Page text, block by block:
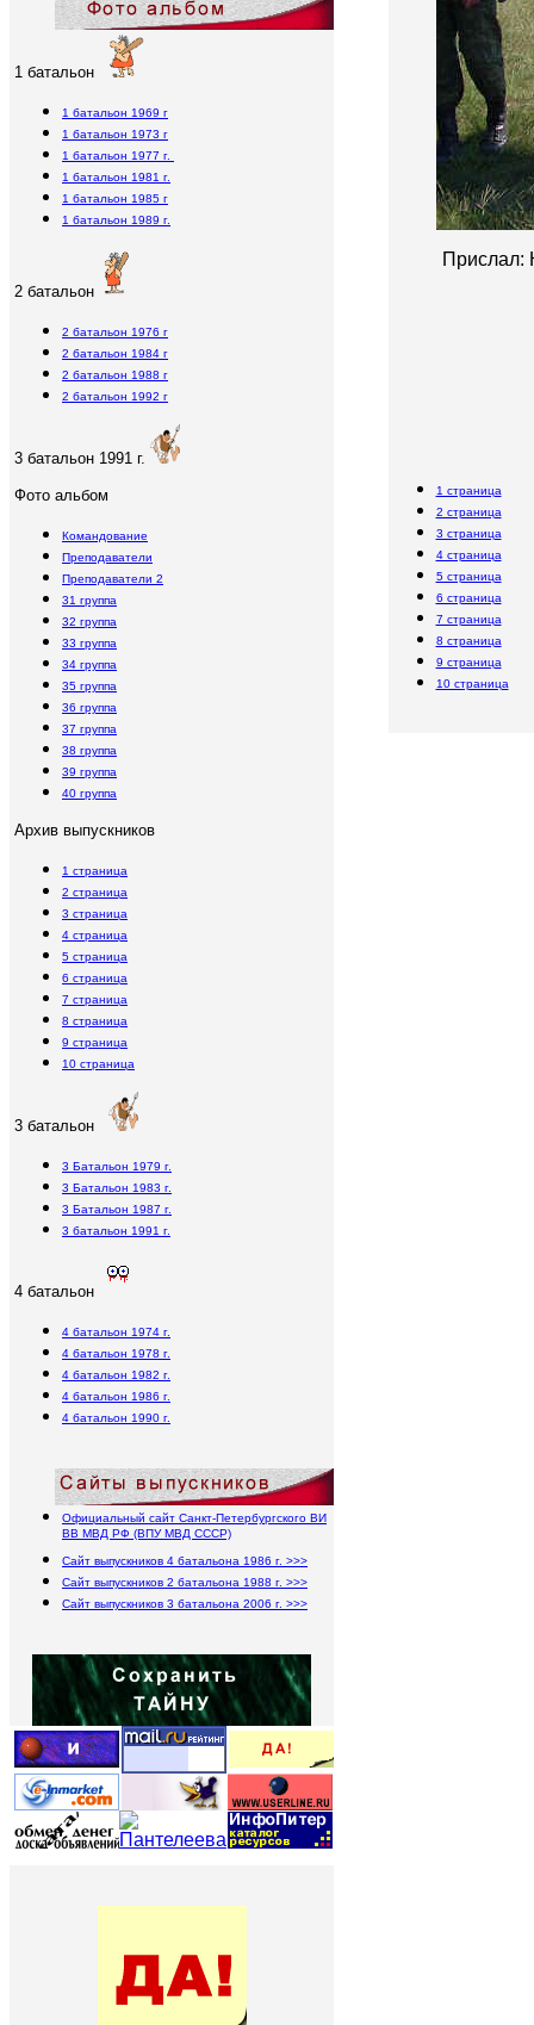
1 батальон
1 батальон 1969 г
1 батальон 1973 г
1 батальон 1977 г.
1 батальон 1981 г.
1 батальон 1985 г
1 батальон 1989 г.
2 батальон
2 батальон 1976 г
2 батальон 1984 г
2 батальон 1988 г
2 батальон 1992 г
3 батальон 1991 г.
Фото альбом
Командование
Преподаватели
Преподаватели 2
31 группа
32 группа
33 группа
34 группа
35 группа
36 группа
37 группа
38 группа
39 группа
40 группа
Архив выпускников
1 страница
2 страница
3 страница
4 страница
5 страница
6 страница
7 страница
8 страница
9 страница
10 страница
3 батальон
3 Батальон 1979 г.
3 Батальон 1983 г.
3 Батальон 1987 г.
3 батальон 1991 г.
4 батальон
4 батальон 1974 г.
4 батальон 1978 г.
4 батальон 1982 г.
4 батальон 1986 г.
4 батальон 1990 г.
Официальный сайт Санкт-Петербургского ВИ
ВВ МВД РФ (ВПУ МВД СССР)
Сайт выпускников 4 батальона 1986 г. >>>
Сайт выпускников 2 батальона 1988 г. >>>
Сайт выпускников 3 батальона 2006 г. >>>
Прислал:
1 страница
2 страница
3 страница
4 страница
5 страница
6 страница
7 страница
8 страница
9 страница
10 страница